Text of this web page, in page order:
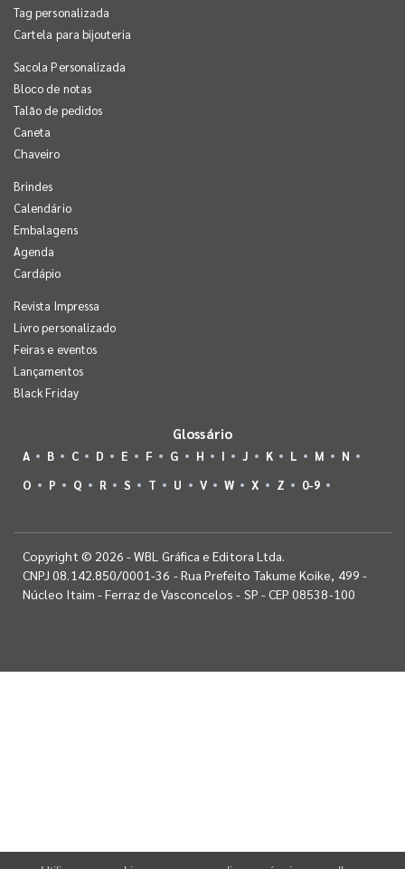
Tag personalizada
Cartela para bijouteria
Sacola Personalizada
Bloco de notas
Talão de pedidos
Caneta
Chaveiro
Brindes
Calendário
Embalagens
Agenda
Cardápio
Revista Impressa
Livro personalizado
Feiras e eventos
Lançamentos
Black Friday
Glossário
A B C D E F G H I J K L M
N
O
P Q R S T U V W X Z 0-9
Copyright © 2026 - WBL Gráfica e Editora Ltda.
CNPJ 08.142.850/0001-36 - Rua Prefeito Takume Koike, 499 -
Núcleo Itaim - Ferraz de Vasconcelos - SP - CEP 08538-100